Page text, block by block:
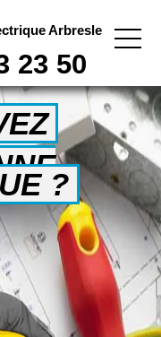
Arbresle
23 50
?